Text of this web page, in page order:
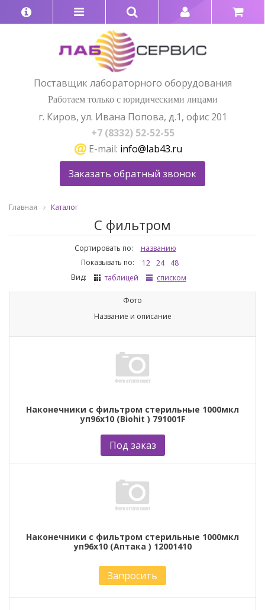
Поставщик лабораторного оборудования
Работаем только с юридическими лицами
г. Киров, ул. Ивана Попова, д.1, офис 201
+7 (8332) 52-52-55
E-mail: info@lab43.ru
Заказать обратный звонок
Главная Каталог
С фильтром
Сортировать по:
названию
Показывать по:
12 24
48
Вид:
таблицей списком
Фото
Название и описание
Наконечники с фильтром стерильные 1000мкл
уп96х10 (Biohit ) 791001F
Под заказ
Наконечники с фильтром стерильные 1000мкл
уп96х10 (Аптака ) 12001410
Запросить